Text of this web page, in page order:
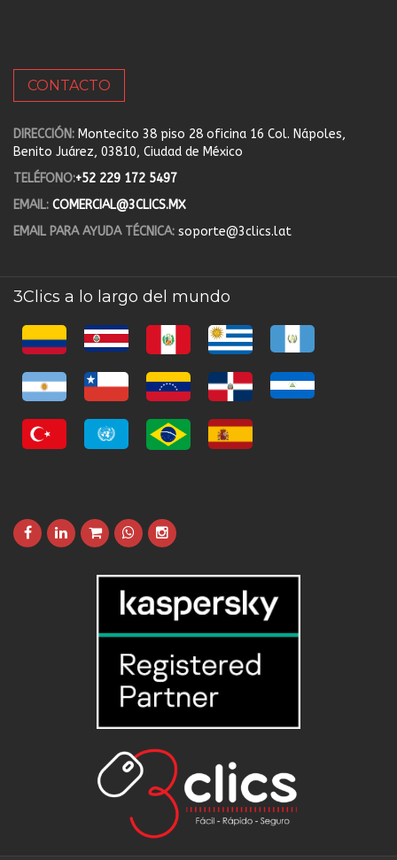
CONTACTO
DIRECCIÓN: Montecito 38 piso 28 oficina 16 Col. Nápoles,
Benito Juárez, 03810, Ciudad de México
TELÉFONO:+52 229 172 5497
EMAIL: COMERCIAL@3CLICS.MX
EMAIL PARA AYUDA TÉCNICA: soporte@3clics.lat
3Clics a lo largo del mundo